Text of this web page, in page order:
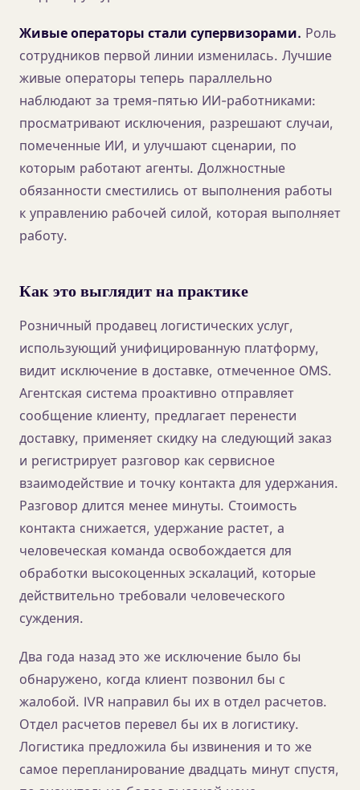
Живые операторы стали супервизорами. Роль
сотрудников первой линии изменилась. Лучшие
живые операторы теперь параллельно
наблюдают за тремя-пятью ИИ-работниками:
просматривают исключения, разрешают случаи,
помеченные ИИ, и улучшают сценарии, по
которым работают агенты. Должностные
обязанности сместились от выполнения работы
к управлению рабочей силой, которая выполняет
работу.
Как это выглядит на практике
Розничный продавец логистических услуг,
использующий унифицированную платформу,
видит исключение в доставке, отмеченное OMS.
Агентская система проактивно отправляет
сообщение клиенту, предлагает перенести
доставку, применяет скидку на следующий заказ
и регистрирует разговор как сервисное
взаимодействие и точку контакта для удержания.
Разговор длится менее минуты. Стоимость
контакта снижается, удержание растет, а
человеческая команда освобождается для
обработки высокоценных эскалаций, которые
действительно требовали человеческого
суждения.
Два года назад это же исключение было бы
обнаружено, когда клиент позвонил бы с
жалобой. IVR направил бы их в отдел расчетов.
Отдел расчетов перевел бы их в логистику.
Логистика предложила бы извинения и то же
самое перепланирование двадцать минут спустя,